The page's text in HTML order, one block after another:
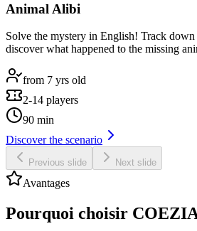
Animal Alibi
Solve the mystery in English! Track down
discover what happened to the missing
from 7 yrs old
2-14 players
90 min
Discover the scenario
Previous slide Next slide
Avantages
Pourquoi choisir